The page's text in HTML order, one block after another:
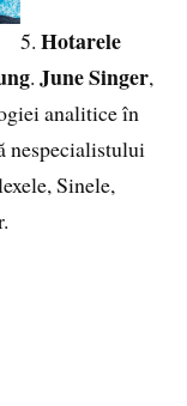
5. Hotarele
.June Singer,
analitice în
nespecialistului
Sinele,